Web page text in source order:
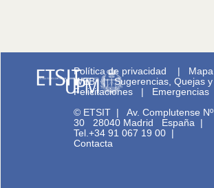
Política de privacidad | Mapa
WEB|Sugerencias, Quejas y
Felicitaciones | Emergencias
© ETSIT |Av. Complutense Nº
30 28040 Madrid España |
Tel.+34 91 067 19 00 |
Contacta